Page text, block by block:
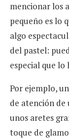
mencionar los
pequeño es lo
algo
del pastel:
especial que lo
Por ejemplo,
de atención
unos aretes
toque de